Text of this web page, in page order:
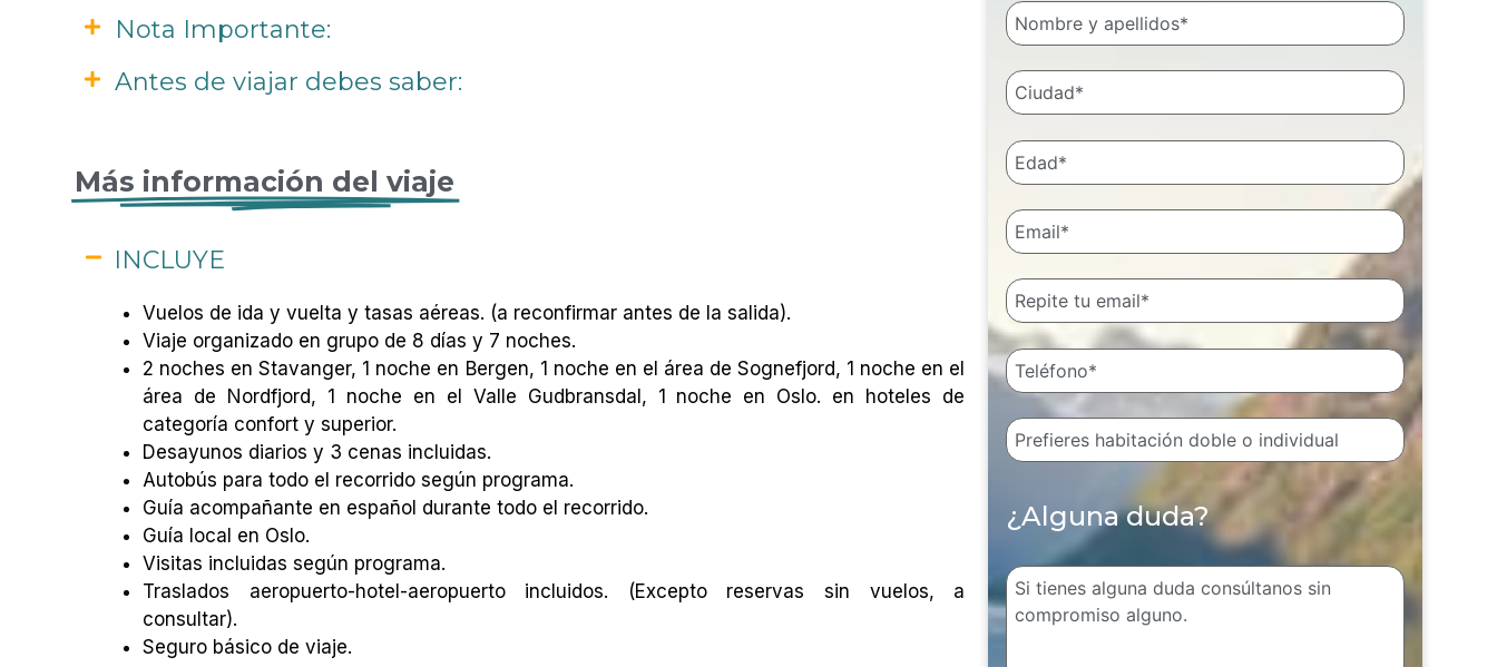
Nota Importante:
Antes de viajar debes saber:
Más información del viaje
INCLUYE
Vuelos de ida y vuelta y tasas aéreas. (a reconfirmar antes de la salida).
Viaje organizado en grupo de 8 días y 7 noches.
2 noches en Stavanger, 1 noche en Bergen, 1 noche en el área de Sognefjord, 1 noche en el
área de Nordfjord, 1 noche en el Valle Gudbransdal, 1 noche en Oslo. en hoteles de
categoría confort y superior.
Desayunos diarios y 3 cenas incluidas.
Autobús para todo el recorrido según programa.
Guía acompañante en español durante todo el recorrido.
Guía local en Oslo.
Visitas incluidas según programa.
Traslados aeropuerto-hotel-aeropuerto incluidos. (Excepto reservas sin vuelos, a
consultar).
Seguro básico de viaje.
¿Alguna duda?